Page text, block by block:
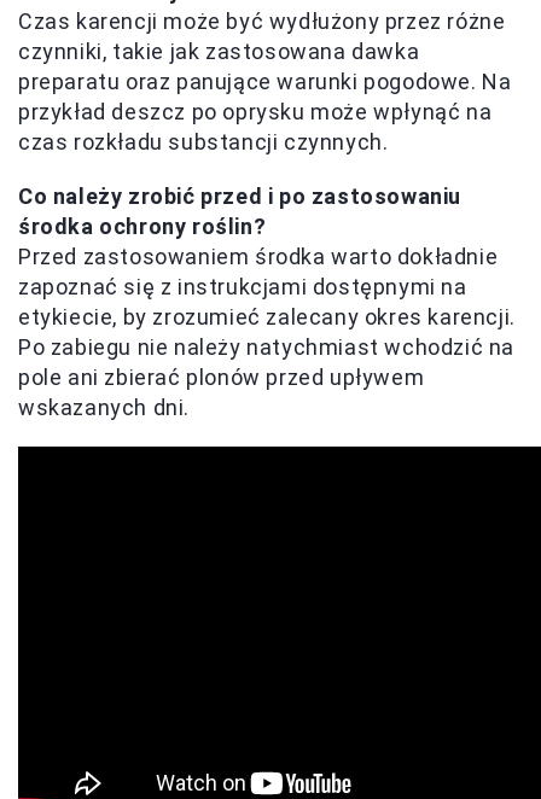
Czas karencji może być wydłużony przez różne
czynniki, takie jak zastosowana dawka
preparatu oraz panujące warunki pogodowe. Na
przykład deszcz po oprysku może wpłynąć na
czas rozkładu substancji czynnych.
Co należy zrobić przed i po zastosowaniu
środka ochrony roślin?
Przed zastosowaniem środka warto dokładnie
zapoznać się z instrukcjami dostępnymi na
etykiecie, by zrozumieć zalecany okres karencji.
Po zabiegu nie należy natychmiast wchodzić na
pole ani zbierać plonów przed upływem
wskazanych dni.